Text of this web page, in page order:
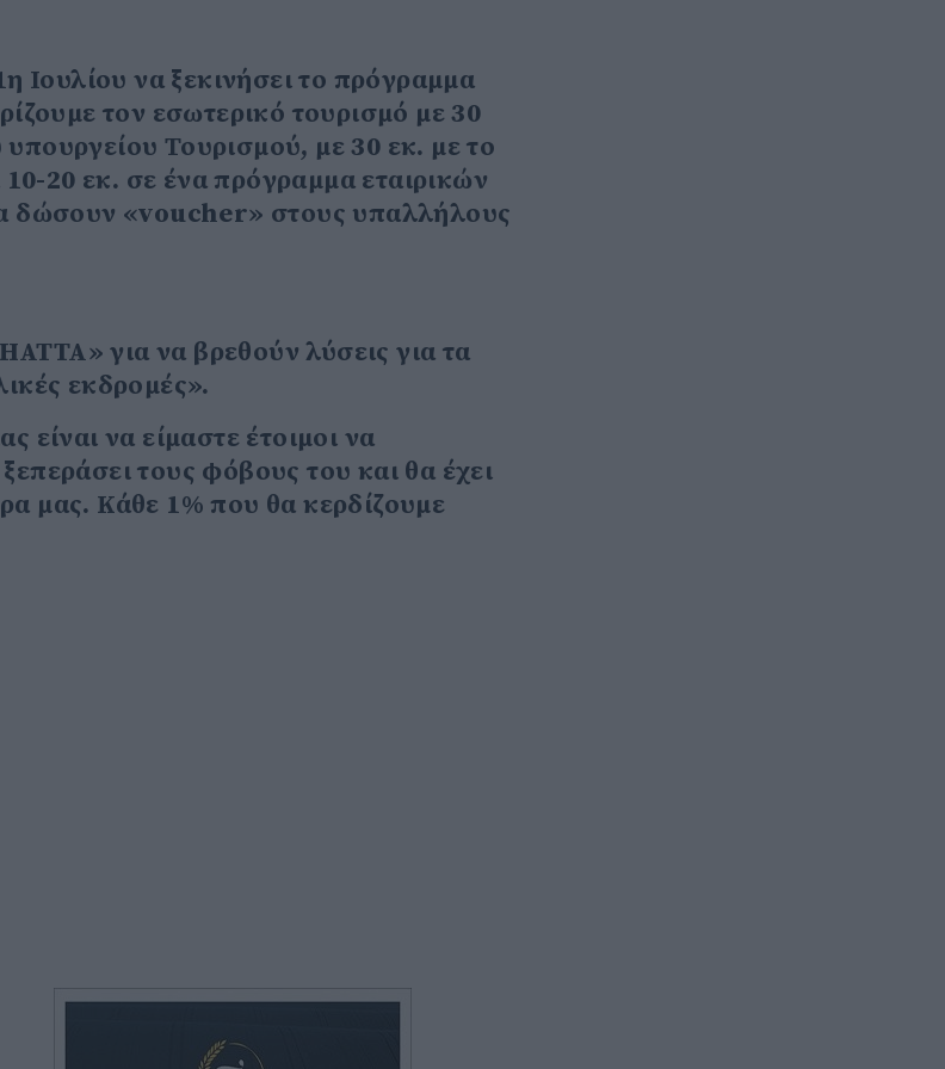
Ιουλίου να ξεκινήσει το πρόγραμμα
τον εσωτερικό τουρισμό με 30
Τουρισμού, με 30 εκ. με το
20 εκ. σε ένα πρόγραμμα εταιρικών
δώσουν «voucher» στους υπαλλήλους
για να βρεθούν λύσεις για τα
εκδρομές».
είναι να είμαστε έτοιμοι να
τους φόβους του και θα έχει
μας. Κάθε 1% που θα κερδίζουμε